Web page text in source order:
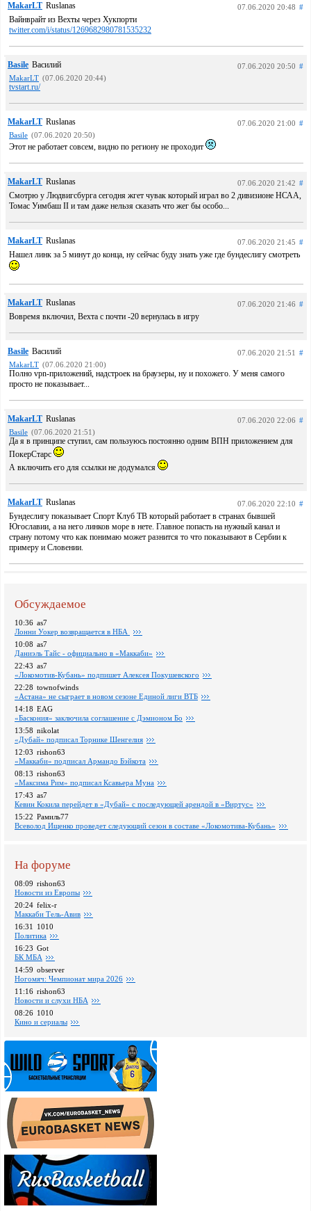
MakarLT Ruslanas 07.06.2020 20:48 #
Вайнврайт из Вехты через Хукпорти
twitter.com/i/status/1269682980781535232
Basile Василий 07.06.2020 20:50 #
MakarLT (07.06.2020 20:44)
tvstart.ru/
MakarLT Ruslanas 07.06.2020 21:00 #
Basile (07.06.2020 20:50)
Этот не работает совсем, видно по региону не проходит
MakarLT Ruslanas 07.06.2020 21:42 #
Смотрю у Людвигсбурга сегодня жгет чувак который играл во 2 дивизионе НСАА,
Томас Уимбаш II и там даже нельзя сказать что жег бы особо...
MakarLT Ruslanas 07.06.2020 21:45 #
Нaшел линк за 5 минут до конца, ну сейчас буду знать уже где бундеслигу смотреть
MakarLT Ruslanas 07.06.2020 21:46 #
Вовремя включил, Вехта с почти -20 вернулась в игру
Basile Василий 07.06.2020 21:51
#
MakarLT (07.06.2020 21:00)
Полно vpn-приложений, надстроек на браузеры, ну и похожего. У меня самого
просто не показывает...
MakarLT Ruslanas 07.06.2020 22:06 #
Basile (07.06.2020 21:51)
Да я в принципе ступил, сам пользуюсь постоянно одним ВПН приложением для
ПокерСтарс
А включить его для ссылки не додумался
MakarLT Ruslanas 07.06.2020 22:10 #
Бундеслигу показывает Спорт Клуб ТВ который работает в странах бывшей
Югославии, а на него линков море в нете. Главное попасть на нужный канал и
страну потому что как понимаю может разнится то что показывают в Сербии к
примеру и Словении.
Обсуждаемое
10:36 as7
Лонни Уокер возвращается в НБА
10:08 as7
Даниэль Тайс - официально в «Маккаби»
22:43 as7
«Локомотив-Кубань» подпишет Алексея Покушевского
22:28 townofwinds
«Астана» не сыграет в новом сезоне Единой лиги ВТБ
14:18 EAG
«Баскония» заключила соглашение с Дэмионом Бо
13:58 nikolat
«Дубай» подписал Торнике Шенгелия
12:03 rishon63
«Маккаби» подписал Армандо Бэйкота
08:13 rishon63
«Максима Рим» подписал Ксавьера Муна
17:43 as7
Кевин Кокила перейдет в «Дубай» с последующей арендой в «Виртус»
15:22 Рамиль77
Всеволод Ищенко проведет следующий сезон в составе «Локомотива-Кубань»
На форуме
08:09 rishon63
Новости из Европы
20:24 felix-r
Маккаби Тель-Авив
16:31
1010
Политика
16:23 Got
БК МБА
14:59 observer
Ногомяч: Чемпионат мира 2026
11:16 rishon63
Новости и слухи НБА
08:26 1010
Кино и сериалы